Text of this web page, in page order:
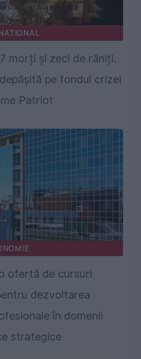
morți și zeci de răniți.
pe fondul crizei
Patriot
ofertă de cursuri
dezvoltarea
în domenii
strategice